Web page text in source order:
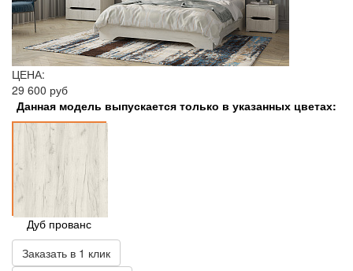
ЦЕНА:
29 600 руб
Данная модель выпускается только в указанных цветах:
Дуб прованс
Заказать в 1 клик